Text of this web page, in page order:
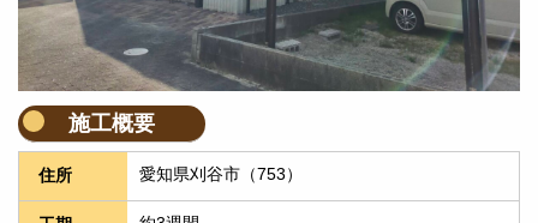
施工概要
住所 愛知県刈谷市（753）